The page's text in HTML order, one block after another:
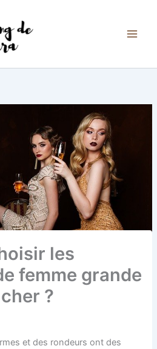
les
femme grande
?
et des rondeurs ont des